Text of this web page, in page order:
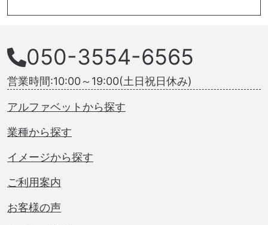
050-3554-6565
営業時間:10:00～19:00(土日祝日休み)
アルファベットから探す
業種から探す
イメージから探す
ご利用案内
お客様の声